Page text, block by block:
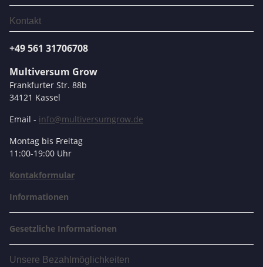
Kontakt
+49 561 31706708
Multiversum Grow
Frankfurter Str. 88b
34121 Kassel
Email - info@multiversumgrow.de
Montag bis Freitag
11:00-19:00 Uhr
Kontakformular
Informationen
Gesetzliche Informationen
Unsere Bezahlmöglichkeiten